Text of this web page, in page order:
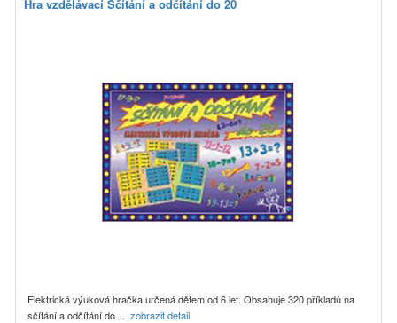
Hra vzdělávací Sčítání a odčítání do 20
Elektrická výuková hračka určená dětem od 6 let. Obsahuje 320 příkladů na
sčítání a odčítání do… zobrazit detail